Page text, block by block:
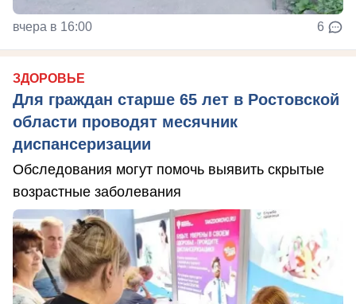
вчера в 16:00 6
ЗДОРОВЬЕ
Для граждан старше 65 лет в Ростовской
области проводят месячник
диспансеризации
Обследования могут помочь выявить скрытые
возрастные заболевания